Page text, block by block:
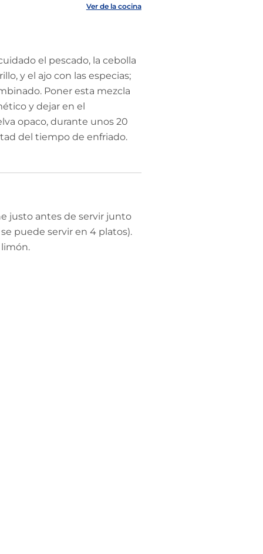
Ver de la cocina
el pescado, la cebolla
y el ajo con las especias;
Poner esta mezcla
y dejar en el
opaco, durante unos 20
del tiempo de enfriado.
justo antes de servir junto
puede servir en 4 platos).